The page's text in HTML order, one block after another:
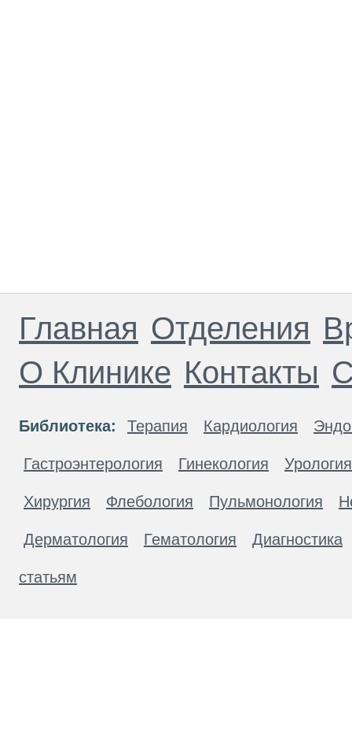
Главная Отделения
О Клинике Контакты
Библиотека: Терапия Кардиология
Гастроэнтерология Гинекология Урология
Хирургия Флебология Пульмонология
Дерматология Гематология Диагностика
статьям